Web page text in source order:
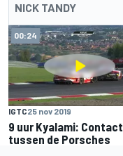
NICK TANDY
00:24
IGTC25 nov 2019
9 uur Kyalami: Contact
tussen de Porsches